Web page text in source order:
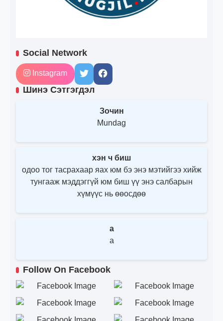
Social Network
Instagram
Шинэ Сэтгэгдэл
Зочин
Mundag
хэн ч биш
одоо тог тасрахаар яах юм бэ энэ мэтийгээ хийж
тунгааж мэддэггүй юм биш үү энэ салбарын
хүмүүс нь өөосдөө
a
a
Follow On Facebook